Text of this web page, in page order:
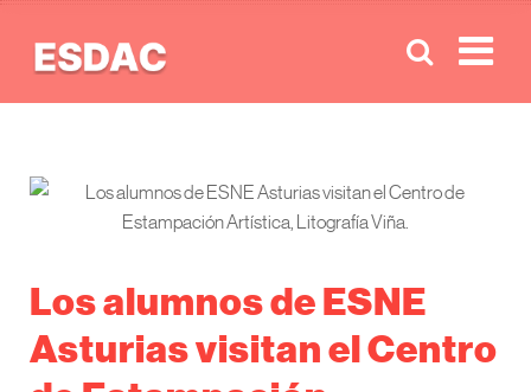
Los alumnos de ESNE
Asturias visitan el Centro